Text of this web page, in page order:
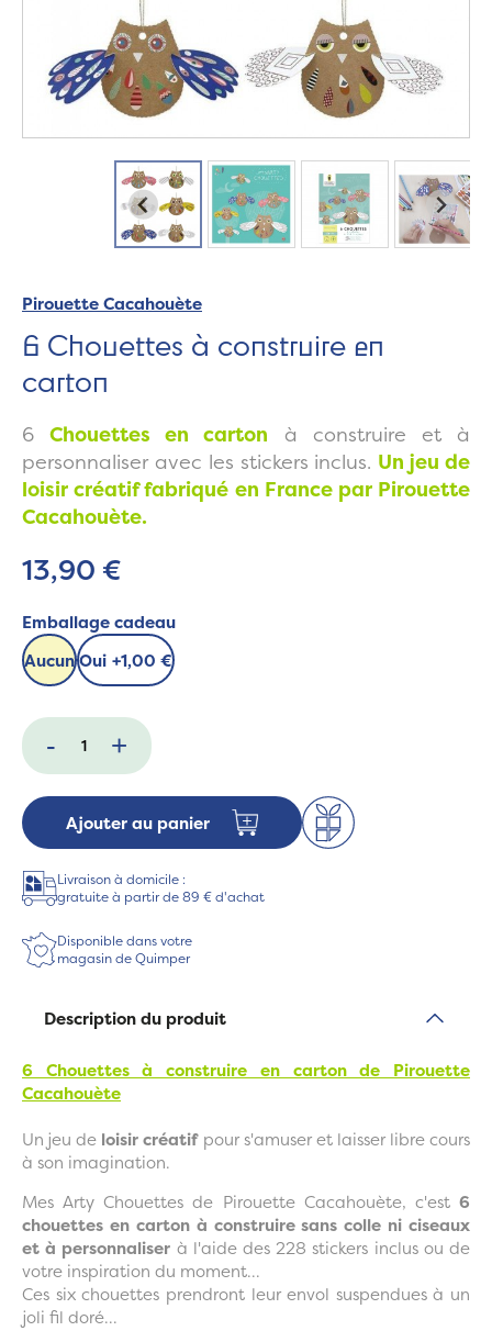
Pirouette Cacahouète
6 Chouettes à construire en
carton
6Chouettes en carton
à construire et à
personnaliser avec les stickers inclus. Un jeu de
loisir créatif fabriqué en France par Pirouette
Cacahouète.
13,90 €
Emballage cadeau
AucunOui +1,00 €
- +
Ajouter au panier
Livraison à domicile :
gratuite à partir de 89 € d'achat
Disponible dans votre
magasin de Quimper
Description du produit
6 Chouettes à construire en carton de Pirouette
Cacahouète
Un jeu de loisir créatifpour s'amuser et laisser libre cours
à son imagination.
Mes Arty Chouettes de Pirouette Cacahouète, c'est 6
chouettes en carton à construire sans colle ni ciseaux
et à personnaliser à l'aide des 228 stickers inclus ou de
votre inspiration du moment...
Ces six chouettes prendront leur envol suspendues à un
joli fil doré...